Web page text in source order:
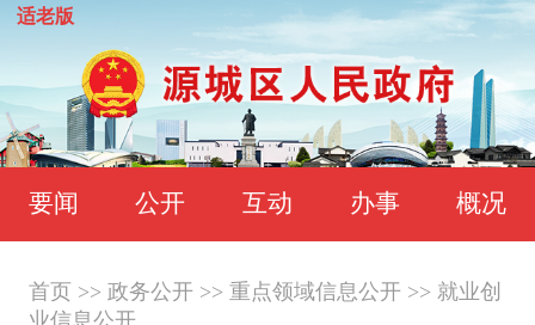
适老版
要闻 公开 互动 办事 概况
首页 >> 政务公开>> 重点领域信息公开>> 就业创